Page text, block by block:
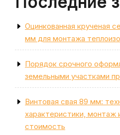
Оцинкованная крученая
мм для монтажа
Порядок срочного
земельными участками
Винтовая свая 89 мм:
характеристики, монтаж
стоимость